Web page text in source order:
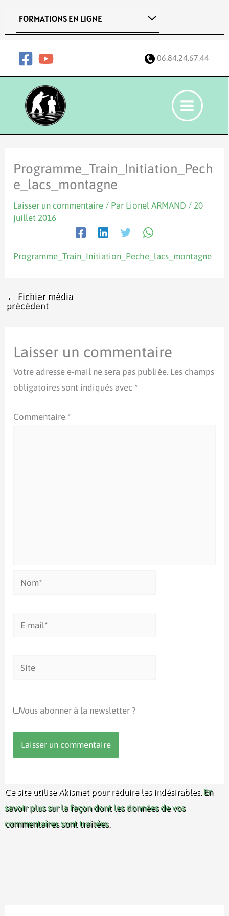
FORMATIONS EN LIGNE
06.84.24.67.44
Programme_Train_Initiation_Pech
e_lacs_montagne
Laisser un commentaire / Par Lionel ARMAND / 20
juillet 2016
Programme_Train_Initiation_Peche_lacs_montagne
← Fichier média
précédent
Laisser un commentaire
Votre adresse e-mail ne sera pas publiée. Les champs
obligatoires sont indiqués avec *
Commentaire *
Nom*
Site
Vous abonner à la newsletter ?
Ce site utilise Akismet pour réduire les indésirables. En
savoir plus sur la façon dont les données de vos
commentaires sont traitées.